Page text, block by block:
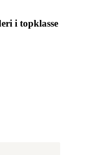
i topklasse